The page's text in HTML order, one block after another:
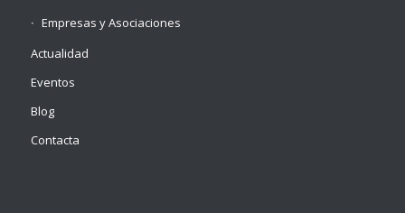
Empresas y Asociaciones
Actualidad
Eventos
Blog
Contacta